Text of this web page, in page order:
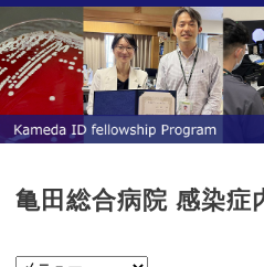
亀田総合病院 感染症